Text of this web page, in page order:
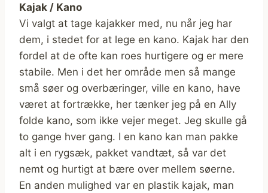
Kajak / Kano
Vi valgt at tage kajakker med, nu når jeg har
dem, i stedet for at lege en kano. Kajak har den
fordel at de ofte kan roes hurtigere og er mere
stabile. Men i det her område men så mange
små søer og overbæringer, ville en kano, have
været at fortrække, her tænker jeg på en Ally
folde kano, som ikke vejer meget. Jeg skulle gå
to gange hver gang. I en kano kan man pakke
alt i en rygsæk, pakket vandtæt, så var det
nemt og hurtigt at bære over mellem søerne.
En anden mulighed var en plastik kajak, man